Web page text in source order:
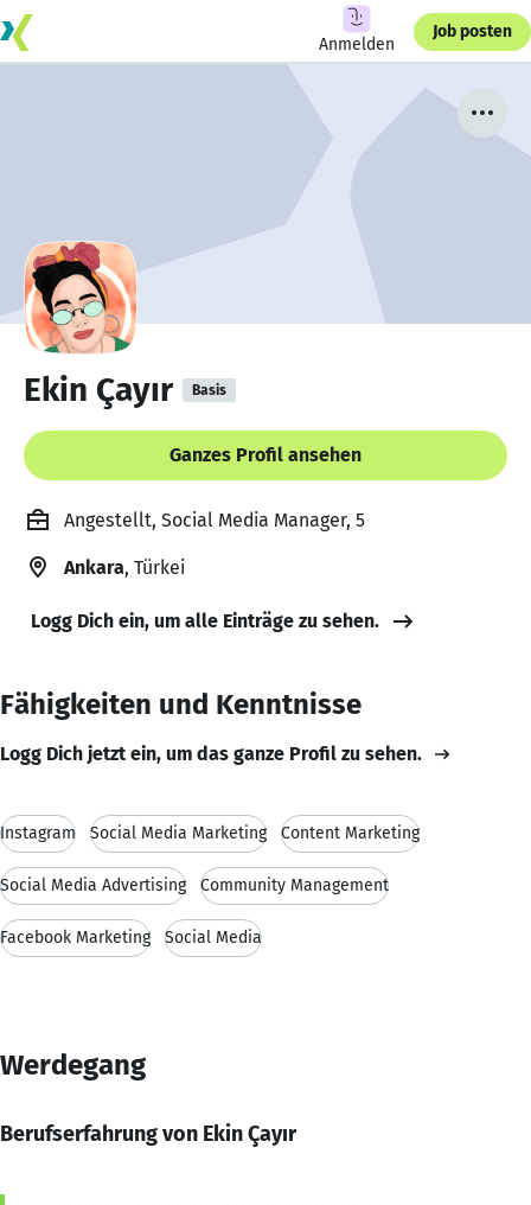
Anmelden
Job posten
Ekin Çayır Basis
Ganzes Profil ansehen
Angestellt, Social Media Manager, 5
Ankara, Türkei
Logg Dich ein, um alle Einträge zu sehen.
Fähigkeiten und Kenntnisse
Logg Dich jetzt ein, um das ganze Profil zu sehen.
Instagram Social Media Marketing Content Marketing
Social Media Advertising Community Management
Facebook Marketing Social Media
Werdegang
Berufserfahrung von Ekin Çayır